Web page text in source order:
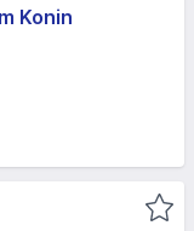
Konin